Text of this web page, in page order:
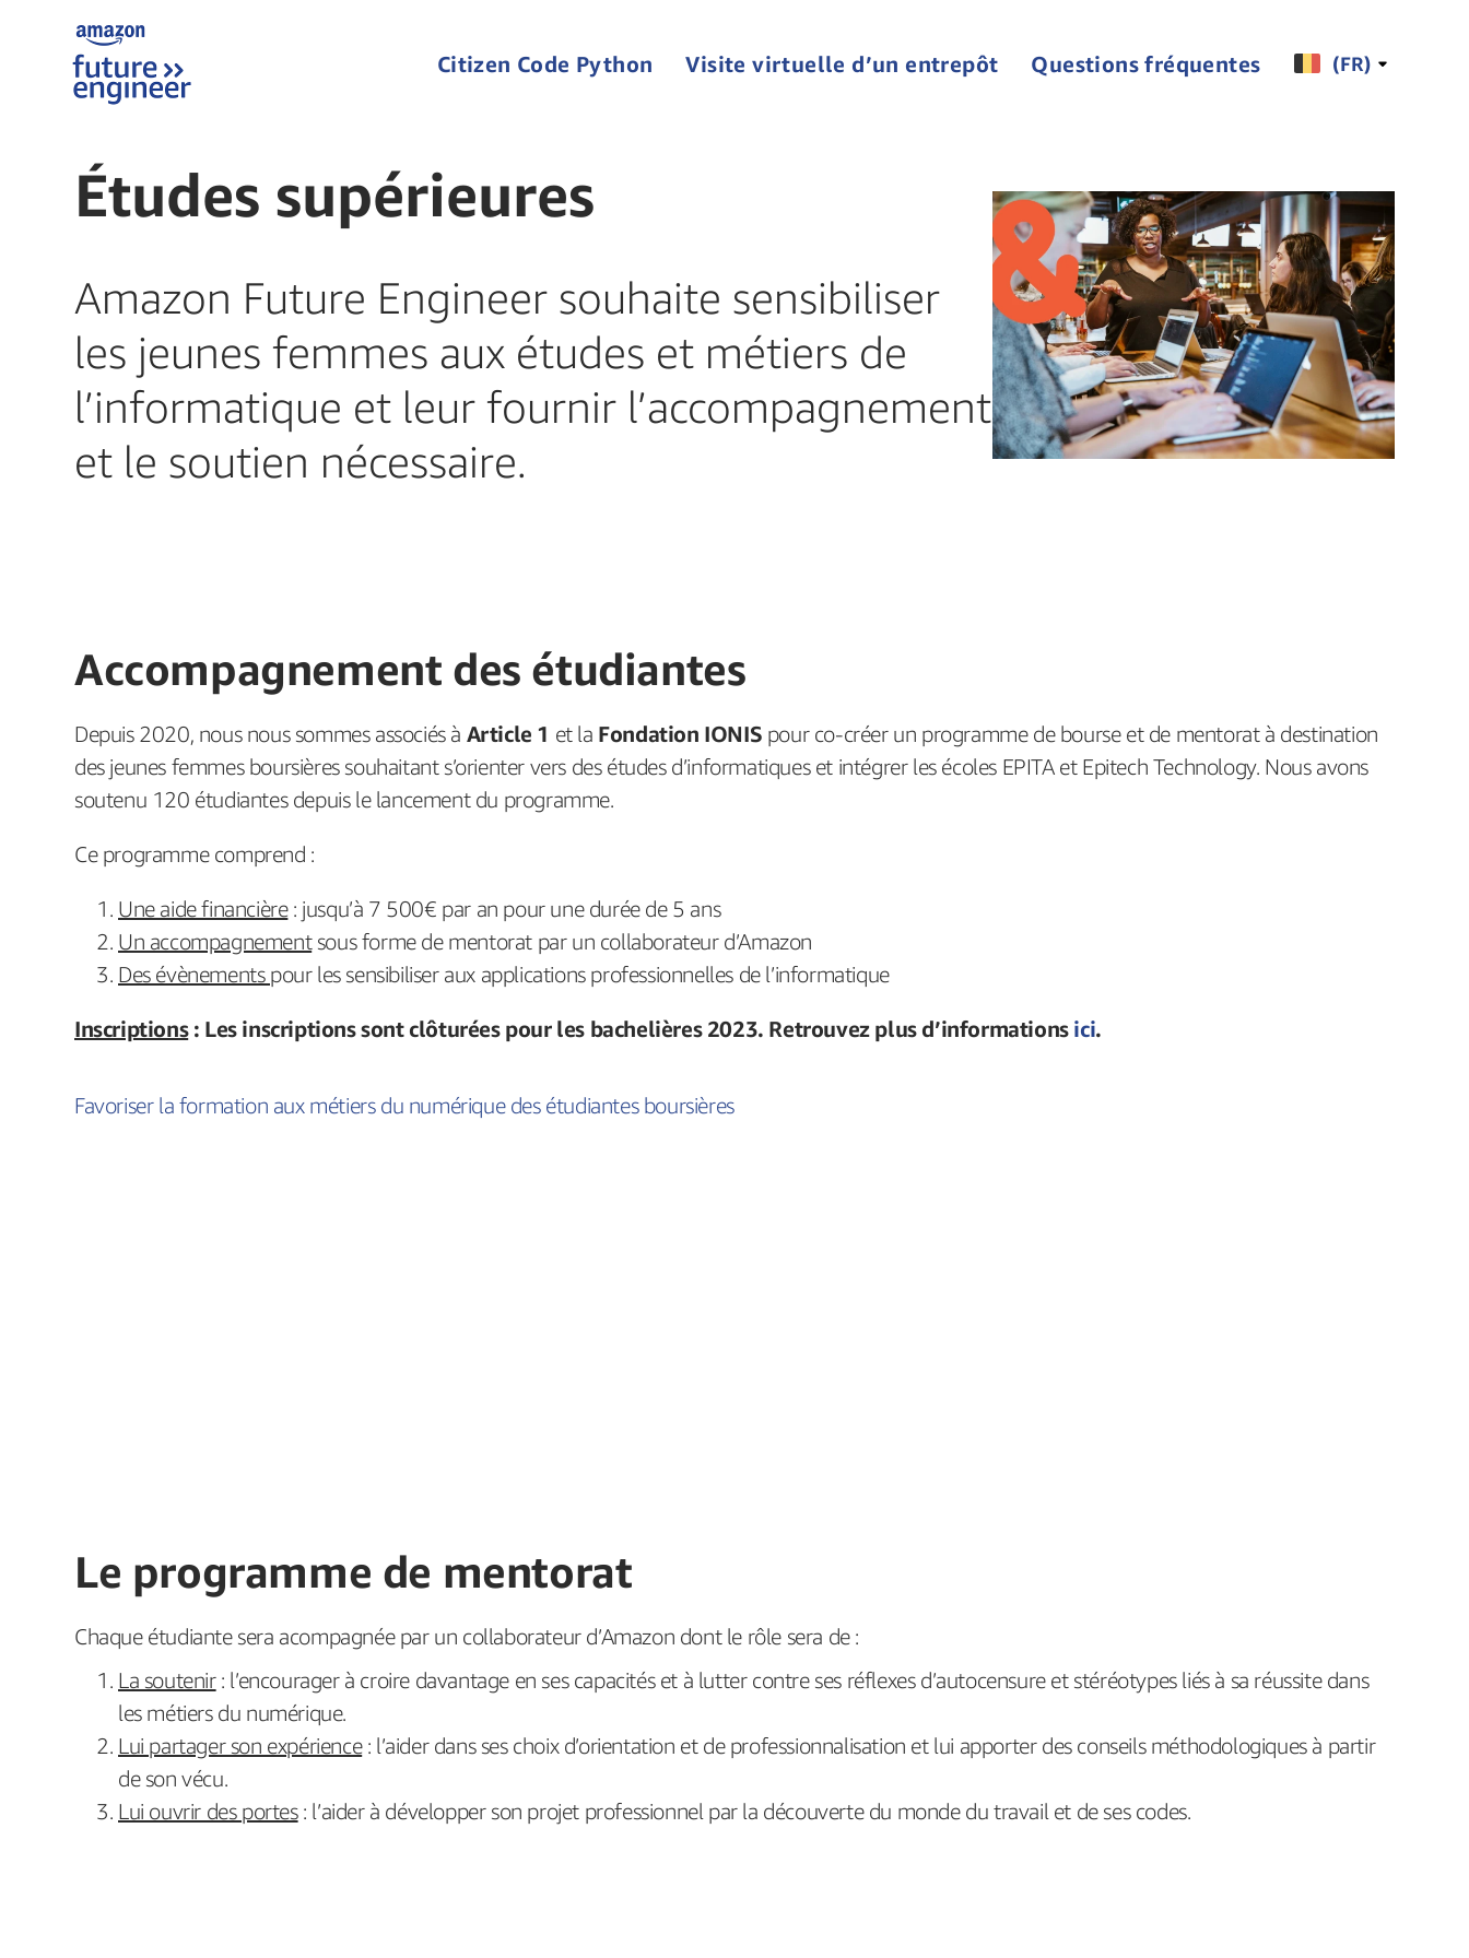
Citizen Code Python Visite virtuelle d’un entrepôt Questions fréquentes (FR)
Études supérieures
Amazon Future Engineer souhaite sensibiliser
les jeunes femmes aux études et métiers de
l’informatique et leur fournir l’accompagnement
et le soutien nécessaire.
Accompagnement des étudiantes
Depuis 2020, nous nous sommes associés à Article 1 et la Fondation IONIS pour co-créer un programme de bourse et de mentorat à destination
des jeunes femmes boursières souhaitant s’orienter vers des études d’informatiques et intégrer les écoles EPITA et Epitech Technology. Nous avons
soutenu 120 étudiantes depuis le lancement du programme.
Ce programme comprend :
Une aide financière: jusqu’à 7 500€ par an pour une durée de 5 ans
Un accompagnementsous forme de mentorat par un collaborateur d’Amazon
Des évènements pour les sensibiliser aux applications professionnelles de l’informatique
Inscriptions: Les inscriptions sont clôturées pour les bachelières 2023. Retrouvez plus d’informations ici.
Favoriser la formation aux métiers du numérique des étudiantes boursières
Le programme de mentorat
Chaque étudiante sera acompagnée par un collaborateur d’Amazon dont le rôle sera de :
La soutenir: l’encourager à croire davantage en ses capacités et à lutter contre ses réflexes d’autocensure et stéréotypes liés à sa réussite dans
les métiers du numérique.
Lui partager son expérience: l’aider dans ses choix d’orientation et de professionnalisation et lui apporter des conseils méthodologiques à partir
de son vécu.
Lui ouvrir des portes: l’aider à développer son projet professionnel par la découverte du monde du travail et de ses codes.